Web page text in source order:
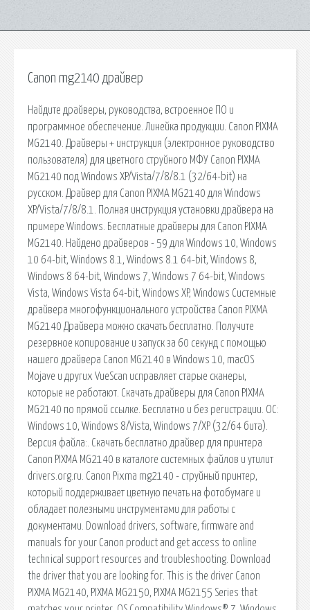
Canon mg2140 драйвер
Найдите драйверы, руководства, встроенное ПО и
программное обеспечение. Линейка продукции. Canon PIXMA
MG2140. Драйверы + инструкция (электронное руководство
пользователя) для цветного струйного МФУ Canon PIXMA
MG2140 под Windows XP/Vista/7/8/8.1 (32/64-bit) на
русском. Драйвер для Canon PIXMA MG2140 для Windows
XP/Vista/7/8/8.1. Полная инструкция установки драйвера на
примере Windows. Бесплатные драйверы для Canon PIXMA
MG2140. Найдено драйверов - 59 для Windows 10, Windows
10 64-bit, Windows 8.1, Windows 8.1 64-bit, Windows 8,
Windows 8 64-bit, Windows 7, Windows 7 64-bit, Windows
Vista, Windows Vista 64-bit, Windows XP, Windows Системные
драйвера многофункционального устройства Canon PIXMA
MG2140 Драйвера можно скачать бесплатно. Получите
резервное копирование и запуск за 60 секунд с помощью
нашего драйвера Canon MG2140 в Windows 10, macOS
Mojave и других VueScan исправляет старые сканеры,
которые не работают. Скачать драйверы для Canon PIXMA
MG2140 по прямой ссылке. Бесплатно и без регистрации. ОС:
Windows 10, Windows 8/Vista, Windows 7/XP (32/64 бита).
Версия файла:. Скачать бесплатно драйвер для принтера
Canon PIXMA MG2140 в каталоге системных файлов и утилит
drivers.org.ru. Canon Pixma mg2140 - струйный принтер,
который поддерживает цветную печать на фотобумаге и
обладает полезными инструментами для работы с
документами. Download drivers, software, firmware and
manuals for your Canon product and get access to online
technical support resources and troubleshooting. Download
the driver that you are looking for. This is the driver Canon
PIXMA MG2140, PIXMA MG2150, PIXMA MG2155 Series that